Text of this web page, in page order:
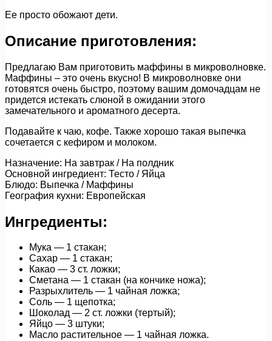
Ее просто обожают дети.
Описание приготовления:
Предлагаю Вам приготовить маффины в микроволновке.
Маффины – это очень вкусно! В микроволновке они
готовятся очень быстро, поэтому вашим домочадцам не
придется истекать слюной в ожидании этого
замечательного и ароматного десерта.
Подавайте к чаю, кофе. Также хорошо такая выпечка
сочетается с кефиром и молоком.
Назначение: На завтрак / На полдник
Основной ингредиент: Тесто / Яйца
Блюдо: Выпечка / Маффины
География кухни: Европейская
Ингредиенты:
Мука — 1 стакан;
Сахар — 1 стакан;
Какао — 3 ст. ложки;
Сметана — 1 стакан (на кончике ножа);
Разрыхлитель — 1 чайная ложка;
Соль — 1 щепотка;
Шоколад — 2 ст. ложки (тертый);
Яйцо — 3 штуки;
Масло растительное — 1 чайная ложка.